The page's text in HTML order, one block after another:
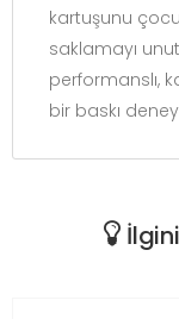
kartuşunu
saklamayı
performanslı,
bir baskı